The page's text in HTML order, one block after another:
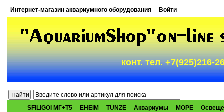
Интернет-магазин аквариумного оборудования Войти
конт. тел. +7(925)216-
SFILIGOI МГ+Т5 EHEIM TUNZE Аквариумы МОРЕ